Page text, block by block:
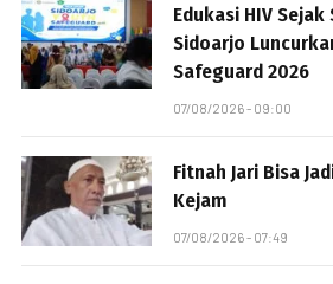
Edukasi HIV
Sidoarjo
Safeguard 2026
07/08/2026 - 09:00
Fitnah Jari Bisa
Kejam
07/08/2026 - 07:49